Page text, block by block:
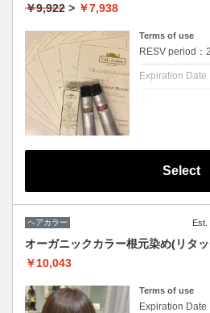
￥9,922 > ￥7,938
Terms of use
RESV period：
Expiration Date
☆期間延長し
ご新規様限定・
Select
ヘアカラー Est.
オーガニックカラー根元染め(リタ
￥10,043
Terms of use
Expiration Date